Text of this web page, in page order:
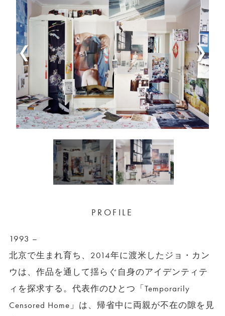
PROFILE
1993 –
北京で生まれ育ち、2014年に渡米したジョ・カン
ウは、作品を通して揺らぐ自身のアイデンティテ
ィを探求する。代表作のひとつ「Temporarily
Censored Home」は、帰省中に両親が不在の隙を見